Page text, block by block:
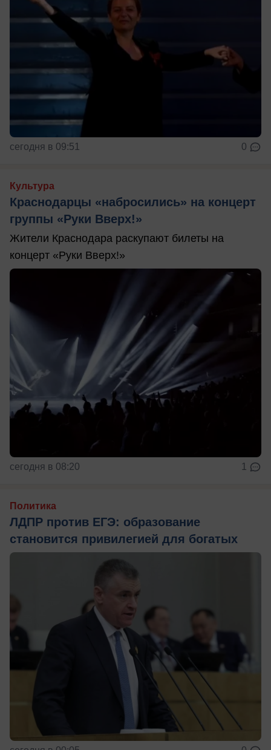
сегодня в 09:51 0
Культура
Краснодарцы «набросились» на концерт
группы «Руки Вверх!»
Жители Краснодара раскупают билеты на
концерт «Руки Вверх!»
сегодня в 08:20 1
Политика
ЛДПР против ЕГЭ: образование
становится привилегией для богатых